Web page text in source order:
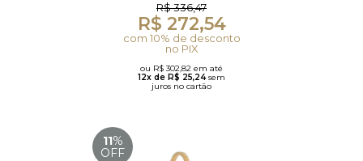
R$ 336,47
R$ 272,54
com 10% de desconto
no PIX
ou R$ 302,82 em até
12x de R$ 25,24sem
juros no cartão
11%
OFF